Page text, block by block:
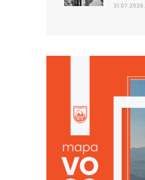
31.07.2026.